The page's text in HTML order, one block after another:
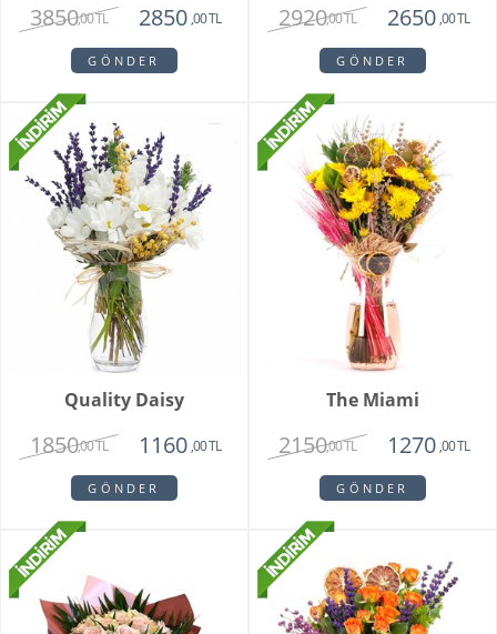
3850,00 TL 2850 ,00 TL
GÖNDER
2920,00 TL 2650 ,00 TL
GÖNDER
Quality Daisy
1850,00 TL 1160 ,00 TL
GÖNDER
The Miami
2150,00 TL 1270 ,00 TL
GÖNDER